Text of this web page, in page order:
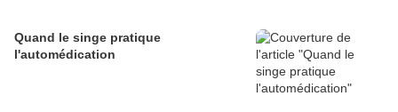
Quand le singe pratique
l'automédication